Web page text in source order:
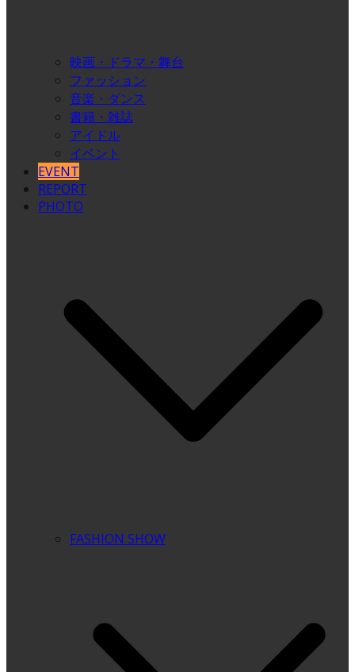
映画・ドラマ・舞台
ファッション
音楽・ダンス
書籍・雑誌
アイドル
イベント
EVENT
REPORT
PHOTO
FASHION SHOW